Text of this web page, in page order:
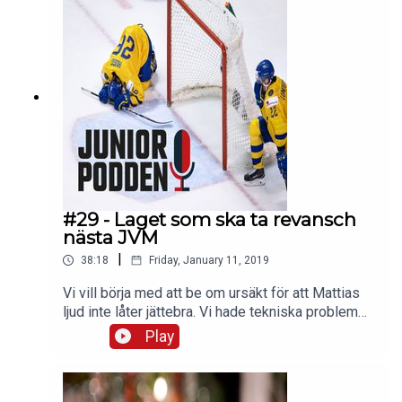
kontakt med oss:Hockeymagsinet
på Twitter och FacebookJuniorhockeysnack (Fac
ebook-grupp)#juniorpoddenOm oss på
hockeymagasinet.com
#29 - Laget som ska ta revansch
nästa JVM
38:18 | Friday, January 11, 2019
Vi vill börja med att be om ursäkt för att Mattias
ljud inte låter jättebra. Vi hade tekniska problem
när vi spelade in. Vi har nu hittat och löst problem
så i nästa avsnittet ska ljudet låta bättre.Det har
blivit 2019 och nu finns årets första Juniorpodden
avsnitt ute att lyssna på: Podcast: Laget som ska
Play